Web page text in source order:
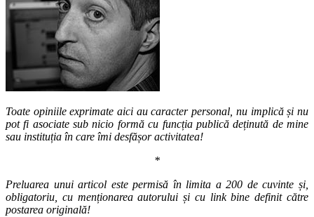
Toate opiniile exprimate aici au caracter personal, nu implică și nu
pot fi asociate sub nicio formă cu funcția publică deținută de mine
sau instituția în care îmi desfășor activitatea!
*
Preluarea unui articol este permisă în limita a 200 de cuvinte și,
obligatoriu, cu menționarea autorului și cu link bine definit către
postarea originală!